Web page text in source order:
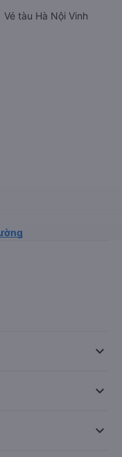
Vé tàu Hà Nội Vinh
keyboard_arrow_down
keyboard_arrow_down
keyboard_arrow_down